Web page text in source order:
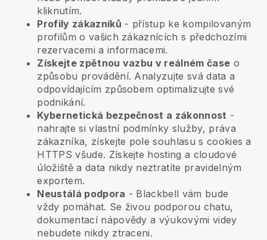
kliknutím.
Profily zákazníků - přístup ke kompilovaným
profilům o vašich zákaznících s předchozími
rezervacemi a informacemi.
Získejte zpětnou vazbu v reálném čase o
způsobu provádění. Analyzujte svá data a
odpovídajícím způsobem optimalizujte své
podnikání.
Kybernetická bezpečnost a zákonnost -
nahrajte si vlastní podmínky služby, práva
zákazníka, získejte pole souhlasu s cookies a
HTTPS všude. Získejte hosting a cloudové
úložiště a data nikdy neztratíte pravidelným
exportem.
Neustálá podpora - Blackbell vám bude
vždy pomáhat. Se živou podporou chatu,
dokumentací nápovědy a výukovými videy
nebudete nikdy ztraceni.